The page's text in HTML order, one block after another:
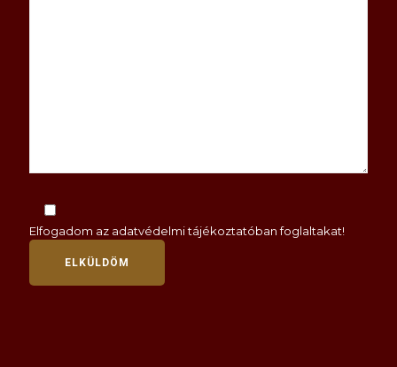
Elfogadom az adatvédelmi tájékoztatóbanfoglaltakat!